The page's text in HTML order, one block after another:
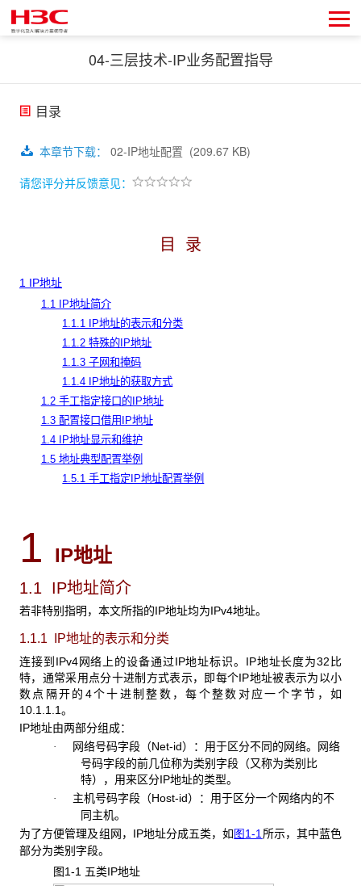
04-三层技术-IP业务配置指导
目录
本章节下载： 02-IP地址配置 (209.67 KB)
请您评分并反馈意见：
目 录
1 IP地址
1.1 IP地址简介
1.1.1 IP地址的表示和分类
1.1.2 特殊的IP地址
1.1.3 子网和掩码
1.1.4 IP地址的获取方式
1.2 手工指定接口的IP地址
1.3 配置接口借用IP地址
1.4 IP地址显示和维护
1.5 地址典型配置举例
1.5.1 手工指定IP地址配置举例
1 IP地址
1.1 IP地址简介
若非特别指明，本文所指的IP地址均为IPv4地址。
1.1.1 IP地址的表示和分类
连接到IPv4网络上的设备通过IP地址标识。IP地址长度为32比
特，通常采用点分十进制方式表示，即每个IP地址被表示为以小
数点隔开的4个十进制整数，每个整数对应一个字节，如
10.1.1.1。
IP地址由两部分组成：
· 网络号码字段（Net-id）：用于区分不同的网络。网络
号码字段的前几位称为类别字段（又称为类别比
特），用来区分IP地址的类型。
· 主机号码字段（Host-id）：用于区分一个网络内的不
同主机。
为了方便管理及组网，IP地址分成五类，如图1-1所示，其中蓝色
部分为类别字段。
图1-1 五类IP地址